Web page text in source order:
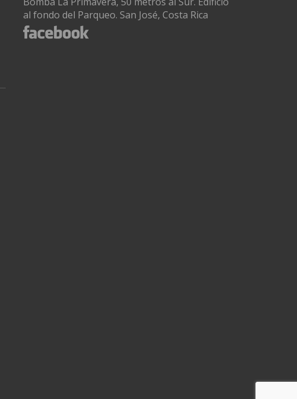
al fondo del Parqueo. San José, Costa Rica